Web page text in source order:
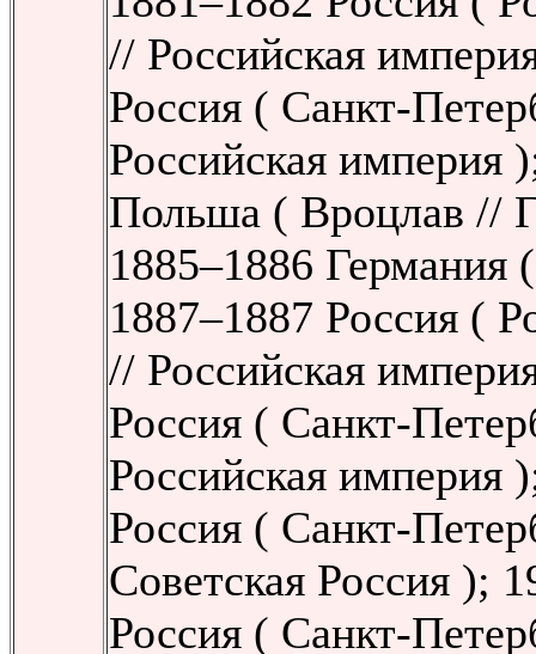
// Российская
Россия ( Санкт-
Российская империя
Польша ( Вроцлав //
1885–1886 Германия
1887–1887 Россия (
// Российская
Россия ( Санкт-
Российская империя
Россия ( Санкт-
Советская Россия );
Россия ( Санкт-